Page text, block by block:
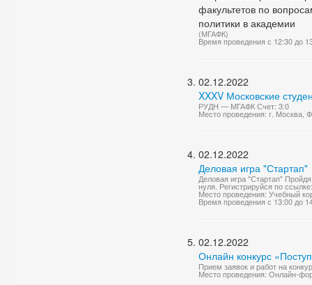
факультетов по
политики в академии
(МГАФК)
Время проведения с 12:30 до
02.12.2022
XXXV Московские
РУДН — МГАФК Счет: 3:0
Место проведения: г. Москва,
02.12.2022
Деловая игра "Стартап"
Деловая игра "Стартап"
нуля. Регистрируйся по
Место проведения: Учебный
Время проведения с 13:00 до
02.12.2022
Онлайн конкурс
Прием заявок и работ на
Место проведения: Онлайн-